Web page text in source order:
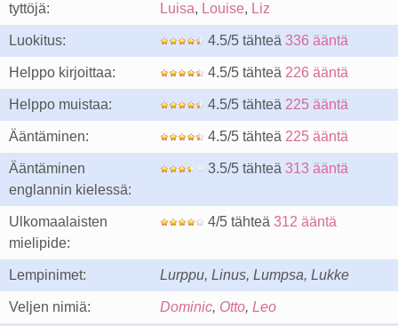
tyttöjä:
Luisa, Louise, Liz
Luokitus: 4.5/5 tähteä 336 ääntä
Helppo kirjoittaa: 4.5/5 tähteä 226 ääntä
Helppo muistaa: 4.5/5 tähteä 225 ääntä
Ääntäminen: 4.5/5 tähteä 225 ääntä
Ääntäminen
englannin kielessä:
3.5/5 tähteä 313 ääntä
Ulkomaalaisten
mielipide:
4/5 tähteä 312 ääntä
Lempinimet: Lurppu, Linus, Lumpsa, Lukke
Veljen nimiä: Dominic, Otto, Leo